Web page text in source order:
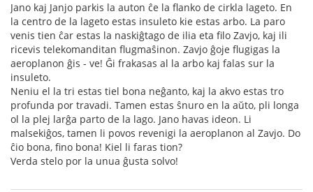
Jano kaj Janjo parkis la auton ĉe la flanko de cirkla lageto. En
la centro de la lageto estas insuleto kie estas arbo. La paro
venis tien ĉar estas la naskiĝtago de ilia eta filo Zavjo, kaj ili
ricevis telekomanditan flugmaŝinon. Zavjo ĝoje flugigas la
aeroplanon ĝis - ve! Ĝi frakasas al la arbo kaj falas sur la
insuleto.
Neniu el la tri estas tiel bona neĝanto, kaj la akvo estas tro
profunda por travadi. Tamen estas ŝnuro en la aŭto, pli longa
ol la plej larĝa parto de la lago. Jano havas ideon. Li
malsekiĝos, tamen li povos revenigi la aeroplanon al Zavjo. Do
ĉio bona, fino bona! Kiel li faras tion?
Verda stelo por la unua ĝusta solvo!